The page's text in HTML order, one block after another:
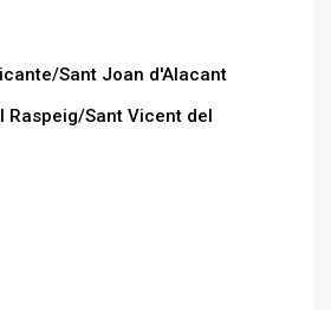
Sant Joan d'Alacant
Raspeig/Sant Vicent del